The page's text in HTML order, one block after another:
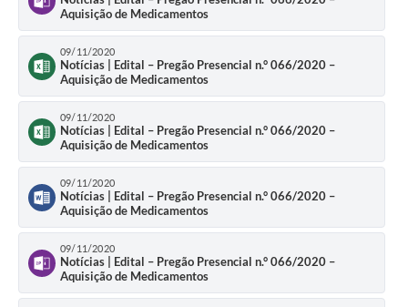
Aquisição de Medicamentos
09/11/2020
Notícias | Edital – Pregão Presencial n.° 066/2020 –
Aquisição de Medicamentos
09/11/2020
Notícias | Edital – Pregão Presencial n.° 066/2020 –
Aquisição de Medicamentos
09/11/2020
Notícias | Edital – Pregão Presencial n.° 066/2020 –
Aquisição de Medicamentos
09/11/2020
Notícias | Edital – Pregão Presencial n.° 066/2020 –
Aquisição de Medicamentos